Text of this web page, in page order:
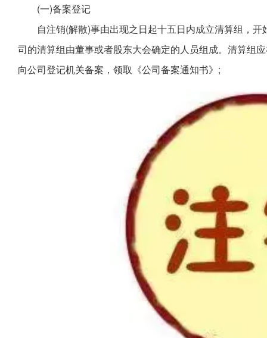
(一)备案登记
自注销(解散)事由出现之日起十五日内成立清算组，
司的清算组由董事或者股东大会确定的人员组成。清算组
向公司登记机关备案，领取《公司备案通知书》;